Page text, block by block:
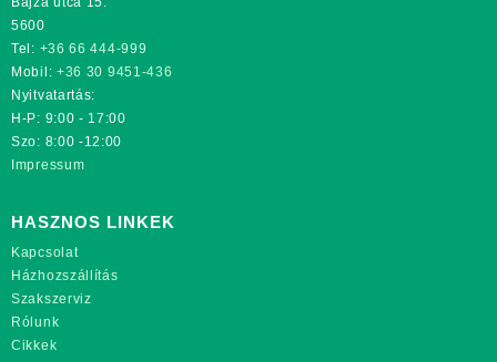
5600
Tel: +36 66 444-999
Mobil: +36 30 9451-436
Nyitvatartás:
H-P: 9:00 - 17:00
Szo: 8:00 -12:00
Impressum
HASZNOS LINKEK
Kapcsolat
Házhozszállítás
Szakszerviz
Rólunk
Cikkek